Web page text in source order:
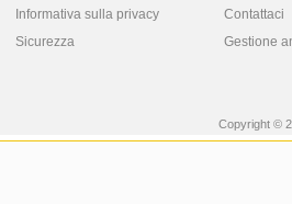
Informativa sulla privacy
Sicurezza
Contattaci
Gestione
Copyright ©